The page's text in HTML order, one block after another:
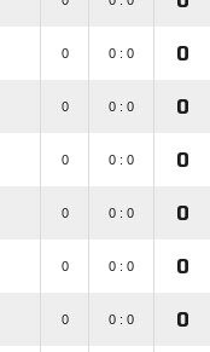
0 0 : 0 0
0 0 : 0 0
0 0 : 0 0
0 0 : 0 0
0 0 : 0 0
0 0 : 0 0